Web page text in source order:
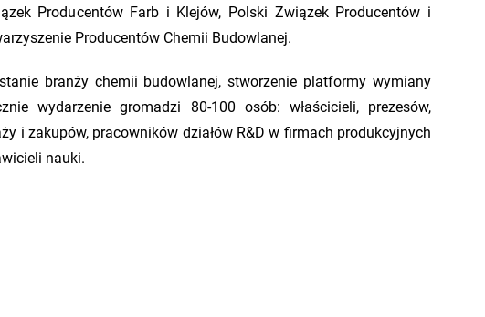
Producentów Farb i Klejów, Polski Związek Producentów i
Producentów Chemii Budowlanej.
branży chemii budowlanej, stworzenie platformy wymiany
wydarzenie gromadzi 80-100 osób: właścicieli, prezesów,
i zakupów, pracowników działów R&D w firmach produkcyjnych
nauki.